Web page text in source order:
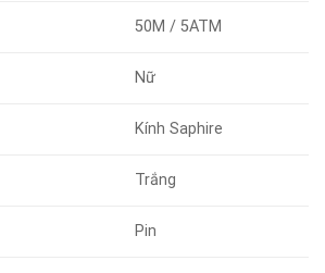
50M / 5ATM
Nữ
Kính Saphire
Trắng
Pin